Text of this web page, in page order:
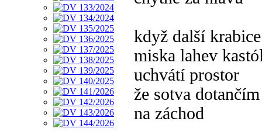
když další krabice
miska lahev
uchvátí prostor
že sotva dotančím
na záchod